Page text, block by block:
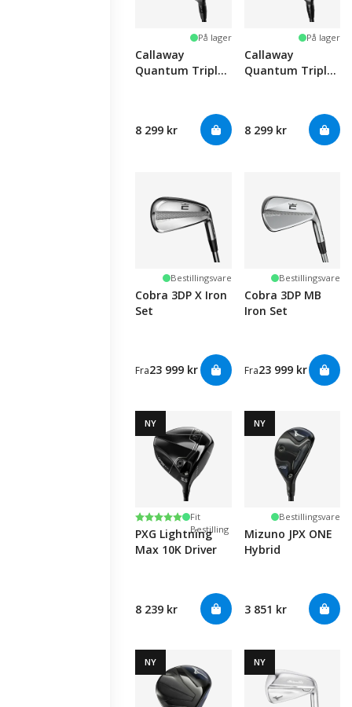
På lager
Callaway
Quantum Triple
8 299 kr
På lager
Callaway
Quantum Triple
8 299 kr
Bestillingsvare
Cobra 3DP X Iron
Set
Fra23 999 kr
Bestillingsvare
Cobra 3DP MB
Iron Set
Fra23 999 kr
NY
Karakter:
5.0 av 5 mulige
Fit
Bestilling
PXG Lightning
Max 10K Driver
8 239 kr
NY
Bestillingsvare
Mizuno JPX ONE
Hybrid
3 851 kr
NY NY